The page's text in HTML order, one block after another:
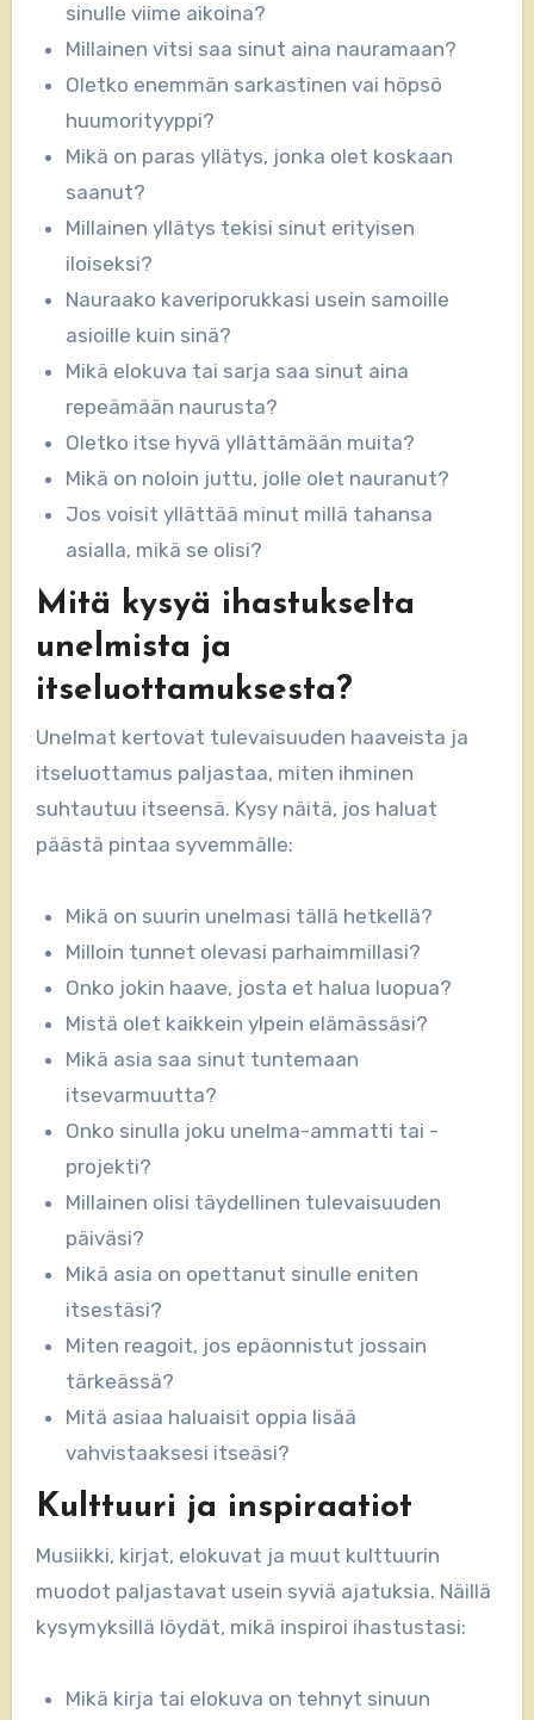
sinulle viime aikoina?
Millainen vitsi saa sinut aina nauramaan?
Oletko enemmän sarkastinen vai höpsö
huumorityyppi?
Mikä on paras yllätys, jonka olet koskaan
saanut?
Millainen yllätys tekisi sinut erityisen
iloiseksi?
Nauraako kaveriporukkasi usein samoille
asioille kuin sinä?
Mikä elokuva tai sarja saa sinut aina
repeämään naurusta?
Oletko itse hyvä yllättämään muita?
Mikä on noloin juttu, jolle olet nauranut?
Jos voisit yllättää minut millä tahansa
asialla, mikä se olisi?
Mitä kysyä ihastukselta
unelmista ja
itseluottamuksesta?
Unelmat kertovat tulevaisuuden haaveista ja
itseluottamus paljastaa, miten ihminen
suhtautuu itseensä. Kysy näitä, jos haluat
päästä pintaa syvemmälle:
Mikä on suurin unelmasi tällä hetkellä?
Milloin tunnet olevasi parhaimmillasi?
Onko jokin haave, josta et halua luopua?
Mistä olet kaikkein ylpein elämässäsi?
Mikä asia saa sinut tuntemaan
itsevarmuutta?
Onko sinulla joku unelma-ammatti tai -
projekti?
Millainen olisi täydellinen tulevaisuuden
päiväsi?
Mikä asia on opettanut sinulle eniten
itsestäsi?
Miten reagoit, jos epäonnistut jossain
tärkeässä?
Mitä asiaa haluaisit oppia lisää
vahvistaaksesi itseäsi?
Kulttuuri ja inspiraatiot
Musiikki, kirjat, elokuvat ja muut kulttuurin
muodot paljastavat usein syviä ajatuksia. Näillä
kysymyksillä löydät, mikä inspiroi ihastustasi:
Mikä kirja tai elokuva on tehnyt sinuun